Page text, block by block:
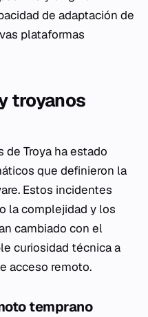
de adaptación de
plataformas
troyanos
Troya ha estado
que definieron la
Estos incidentes
la complejidad y los
cambiado con el
curiosidad técnica a
acceso remoto.
temprano